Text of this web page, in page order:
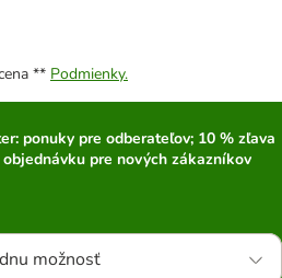
** Podmienky.
ponuky pre odberateľov; 10 % zľava
objednávku pre nových zákazníkov
možnosť